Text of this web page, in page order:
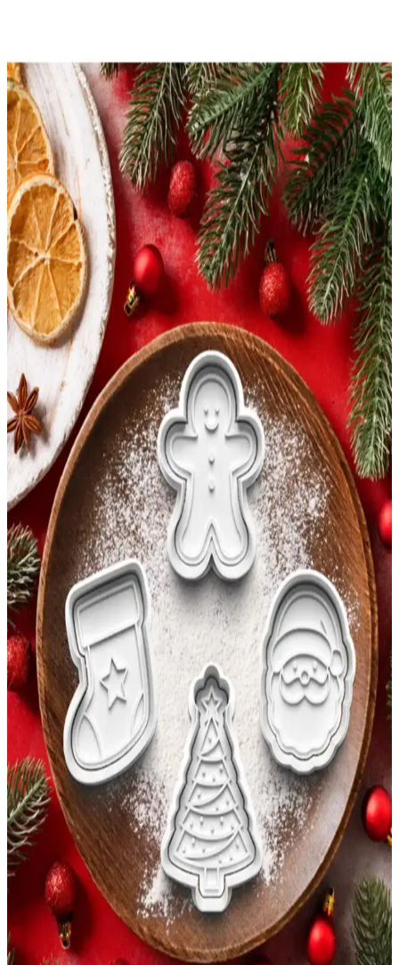
Mystique Home’un yılbaşı ağacı koleksiyonu, estetik, dayanıklı ve
dekorasyon uyumlu seçenekleriyle evinizi büyülü bir atmosfere
taşıyor. Farklı tasarımlar ve kolay kullanım avantajlarıyla ideal
yılbaşı dekorasyonu sağlar.
ColorTouch Sticker Kitapları Karşılaştırması:
Çocuklar ve Yılbaşı İçin En İyi Seçenekler
İki popüler ColorTouch sticker kitabını karşılaştırıyoruz: çocuklar
için sevimli karakterler ve yılbaşı teması. Her biri farklı kullanım
alanları ve özellikler sunar, sizin için en uygun olanı seçmenize
yardımcı olur.
Waldern Premium Lüks Serisi 180 cm Yılbaşı Çam
Ağacı ile Otantik Dekorasyon Deneyimi
Yüksek kaliteli malzemeleri ve gerçekçi tasarımıyla Waldern 180 cm
yılbaşı çam ağacı, evinizde otantik ve sıcak atmosfer yaratır. Kolay
kurulumu ve dolgun yapısıyla yılbaşı dekorasyonunun vazgeçilmezi
olur.
İZart 2’li Örgü Kulp Baloncuk Yılbaşı Kokina
Desenli Seramik Kupa Seti Detaylı İnceleme
İZart tarafından üretilen bu el yapımı seramik kupa seti, yılbaşı
teması ve canlı tasarımıyla öne çıkar, bulaşık makinesinde
yıkanabilir, dayanıklı ve estetik özellikleriyle kullanışlıdır.
Evle 3’lü Yılbaşı Seti: Şık ve Dayanıklı Dekoratif
Ürünler ile Kutlamalarınıza Zarafet Katın
Evle 3’lü Yılbaşı Seti, yüksek kaliteli çelikten üretilmiş, şık ve
dayanıklı üç parça ile kutlamalarınıza estetik ve pratik çözümler
sunar. Set, hediye ve sunumlarınızı kolaylaştırır.
Yılbaşı Temalı El İşçiliği Seramik Kupa - Benzersiz
Tasarım ve Dayanıklılık
Yılbaşı temalı el işi seramik kupa, benzersiz tasarımı ve
dayanıklılığıyla öne çıkar. 200 ml hacmiyle sıcak ve soğuk içecekler
için ideal, geleneksel çini sanatıyla modern tasarımın buluştuğu
özgün ürün.
Yılbaşı Temalı Kurabiye Kalıbı Seti: Yaratıcı ve
Eğlenceli Mutfak Deneyimi İçin Ideal
Yılbaşı temalı kurabiye kalıbı seti, çeşitli figürlerle yılbaşı
kutlamalarına renk katarken, dayanıklı ve sağlıklı malzemeleriyle
kolay kullanım sağlar. Detaylı tasarımıyla mutfağınıza eğlence
getirir.
Yılbaşı ve Noel Temalı Kurabiye Kalıbı Seti Pratik